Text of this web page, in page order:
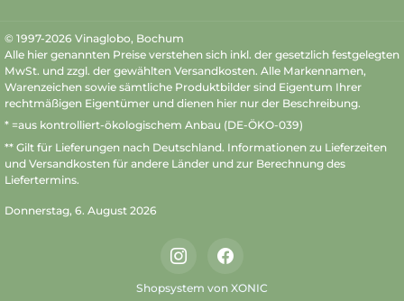
© 1997-2026 Vinaglobo, Bochum
Alle hier genannten Preise verstehen sich inkl. der gesetzlich festgelegten
MwSt. und zzgl. der gewählten Versandkosten. Alle Markennamen,
Warenzeichen sowie sämtliche Produktbilder sind Eigentum Ihrer
rechtmäßigen Eigentümer und dienen hier nur der Beschreibung.
* =aus kontrolliert-ökologischem Anbau (DE-ÖKO-039)
** Gilt für Lieferungen nach Deutschland. Informationen zu Lieferzeiten
und Versandkosten für andere Länder und zur Berechnung des
Liefertermins.
Donnerstag, 6. August 2026
InstagramFacebook
Shopsystem von XONIC